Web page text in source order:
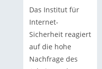
Das Institut für
Internet-
Sicherheit reagiert
auf die hohe
Nachfrage des